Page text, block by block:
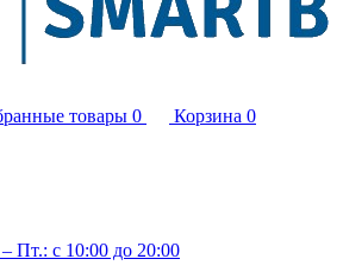
товары 0 Корзина 0
Пт.: с 10:00 до 20:00